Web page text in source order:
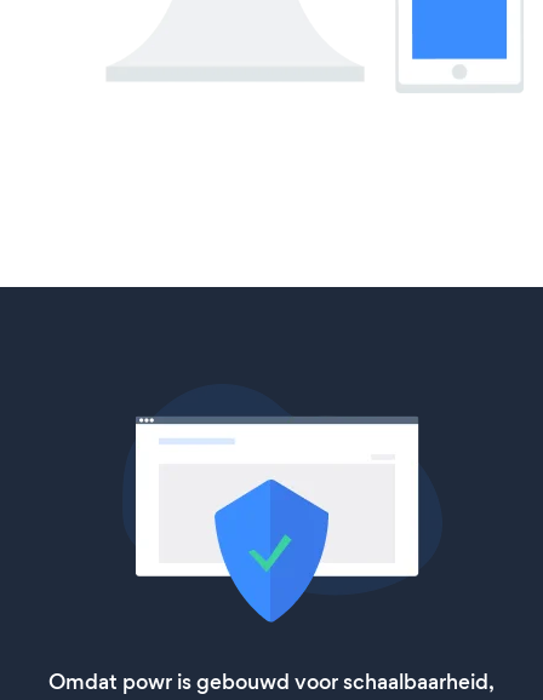
Omdat powr is gebouwd voor schaalbaarheid,